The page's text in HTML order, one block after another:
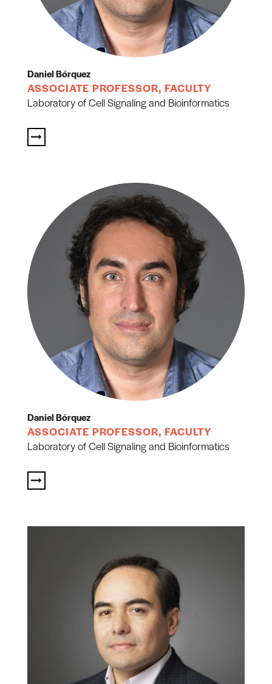
Daniel Bórquez
ASSOCIATE PROFESSOR, FACULTY
Laboratory of Cell Signaling and Bioinformatics
Daniel Bórquez
ASSOCIATE PROFESSOR, FACULTY
Laboratory of Cell Signaling and Bioinformatics